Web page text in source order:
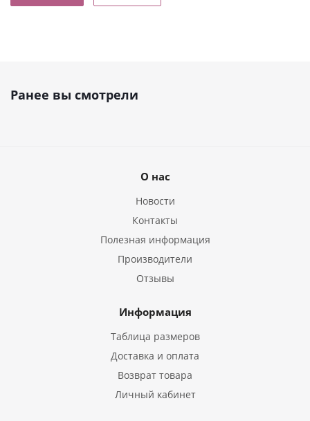
Ранее вы смотрели
О нас
Новости
Контакты
Полезная информация
Производители
Отзывы
Информация
Таблица размеров
Доставка и оплата
Возврат товара
Личный кабинет